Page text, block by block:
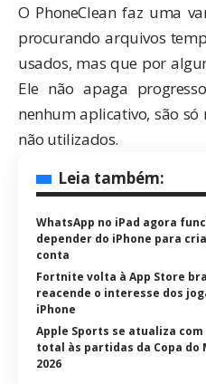
O PhoneClean faz uma
procurando arquivos
usados, mas que por
Ele não apaga
nenhum aplicativo, são
não utilizados.
Leia também:
WhatsApp no iPad agora
depender do iPhone para
conta
Fortnite volta à App Store
reacende o interesse dos
iPhone
Apple Sports se atualiza
total às partidas da Copa do
2026